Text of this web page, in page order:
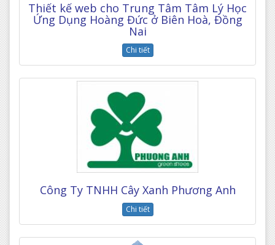
Thiết kế web cho Trung Tâm Tâm Lý Học
Ứng Dụng Hoàng Đức ở Biên Hoà, Đồng
Nai
Chi tiết
Công Ty TNHH Cây Xanh Phương Anh
Chi tiết